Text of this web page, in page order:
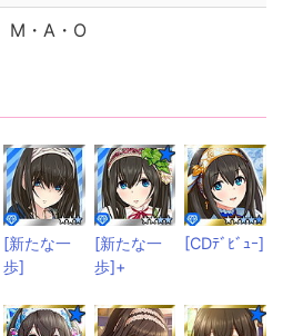
M・A・O
[新たな一
歩]
[新たな一
歩]+
[CDﾃﾞﾋﾞｭｰ]